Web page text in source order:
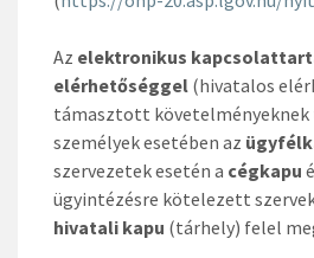
Az elektronikus
elérhetőséggel (hivatalos
támasztott követelményeknek
személyek esetében az
szervezetek esetén a cégkapu
ügyintézésre kötelezett
hivatali kapu (tárhely) felel